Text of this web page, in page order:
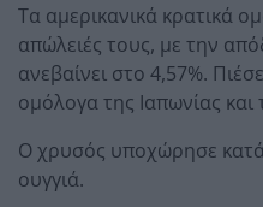
Τα αμερικανικά κρατικά
απώλειές τους, με την
ανεβαίνει στο 4,57%.
ομόλογα της Ιαπωνίας και
Ο χρυσός υποχώρησε
ουγγιά.